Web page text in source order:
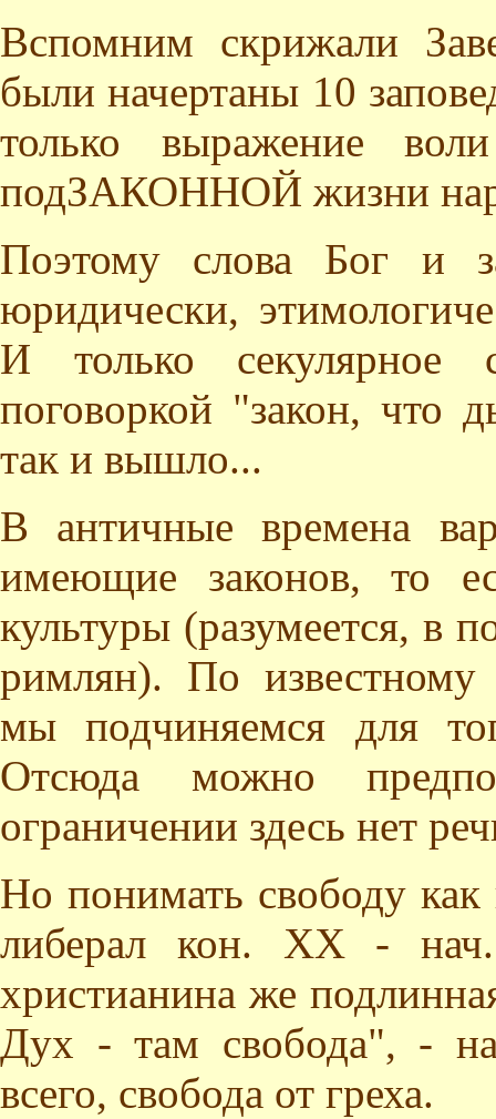
Вспомним скрижали
были начертаны 10
только выражение
подЗАКОННОЙ жизни
Поэтому слова Бог и
юридически,
И только секулярное
поговоркой "закон, что
так и вышло...
В античные времена
имеющие законов, то
культуры (разумеется, в
римлян). По
мы подчиняемся для
Отсюда можно
ограничении здесь нет
Но понимать свободу как
либерал кон. XX -
христианина же
Дух - там свобода", -
всего, свобода от греха.